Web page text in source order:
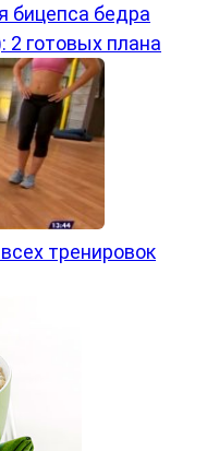
бицепса бедра
2 готовых плана
тренировок